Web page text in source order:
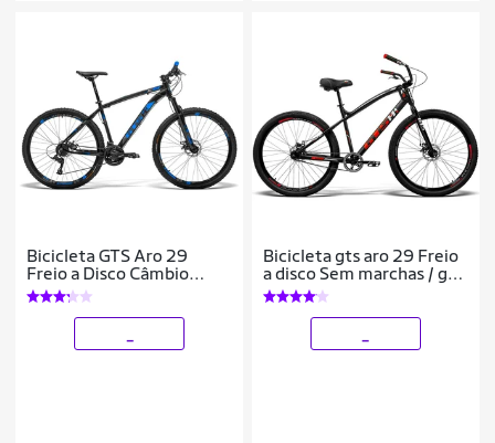
Bicicleta GTS Aro 29
Freio a Disco Câmbio
GTSM1 MX8 24 Marchas
e Amortecedor | GTS M1
Ride New
Bicicleta gts aro 29 Freio
a disco Sem marchas / gts
m1 i-vtec caiçara